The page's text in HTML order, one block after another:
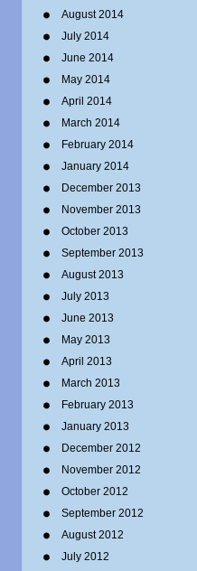
August 2014
July 2014
June 2014
May 2014
April 2014
March 2014
February 2014
January 2014
December 2013
November 2013
October 2013
September 2013
August 2013
July 2013
June 2013
May 2013
April 2013
March 2013
February 2013
January 2013
December 2012
November 2012
October 2012
September 2012
August 2012
July 2012